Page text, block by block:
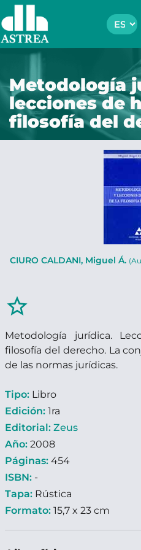
Metodología
lecciones de
filosofía del
CIURO CALDANI, Miguel Á.
star_border
Metodología jurídica.
filosofía del derecho. La
de las normas jurídicas.
Tipo: Libro
Edición: 1ra
Editorial: Zeus
Año: 2008
Páginas: 454
ISBN: -
Tapa: Rústica
Formato: 15,7 x 23 cm